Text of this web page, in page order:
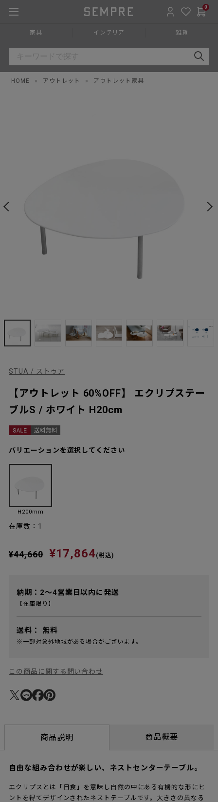
0
家具 インテリア 雑貨
HOME » アウトレット » アウトレット家具
STUA / ストゥア
【アウトレット 60%OFF】 エクリプステー
ブルS / ホワイト H20cm
バリエーションを選択してください
H200mm
在庫数：1
¥44,660 ¥17,864(税込)
納期：2～4営業日以内に発送
【在庫限り】
送料： 無料
※一部対象外地域がある場合がございます。
この商品に関する問い合わせ
商品説明 商品概要
自由な組み合わせが楽しい、ネストセンターテーブル。
エクリプスとは「日食」を意味し自然の中にある有機的な形にヒ
ントを得てデザインされたネストテーブルです。大きさの異なる